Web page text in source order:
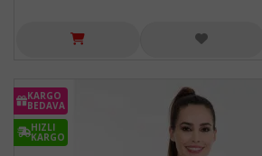
KARGO
BEDAVA
HIZLI
KARGO